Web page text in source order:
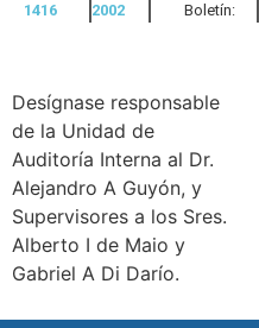
1416
2002
Boletín:
Desígnase responsable
de la Unidad de
Auditoría Interna al Dr.
Alejandro A Guyón, y
Supervisores a los Sres.
Alberto I de Maio y
Gabriel A Di Darío.